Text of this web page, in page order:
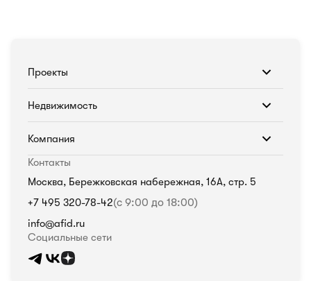
Проекты
Недвижимость
Компания
Контакты
Москва, Бережковская набережная, 16А, стр. 5
+7 495 320-78-42(с 9:00 до 18:00)
info@afid.ru
Социальные сети